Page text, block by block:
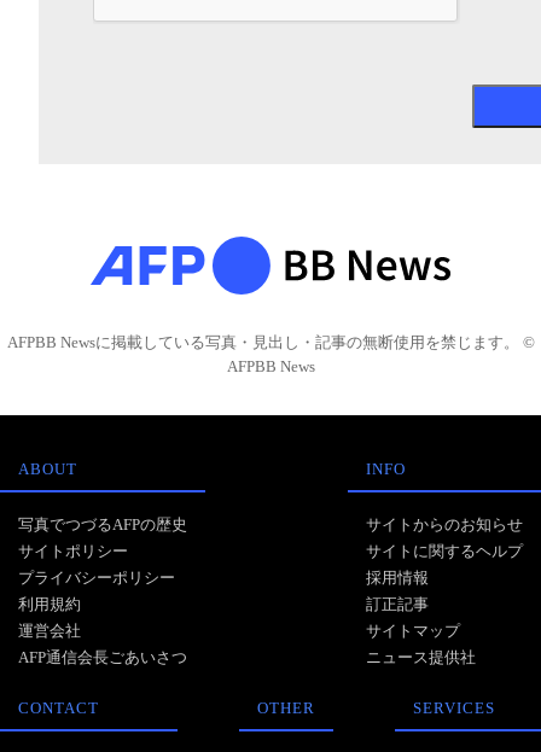
AFPBB Newsに掲載している写真・見出し・記事の無断使用を禁じます。 ©
AFPBB News
ABOUT
写真でつづるAFPの歴史
サイトポリシー
プライバシーポリシー
利用規約
運営会社
AFP通信会長ごあいさつ
INFO
サイトからのお知らせ
サイトに関するヘルプ
採用情報
訂正記事
サイトマップ
ニュース提供社
CONTACT OTHER SERVICES